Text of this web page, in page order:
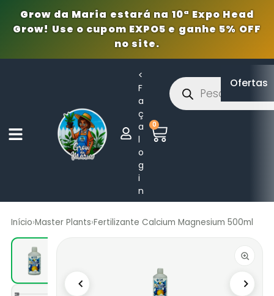
Grow da Maria estará na 10ª Expo Head
Grow! Use o cupom EXPO5 e ganhe 5% OFF
no site.
<
F
a
ç
a
l
o
g
i
n
0
Ofertas
Início›Master Plants›Fertilizante Calcium Magnesium 500ml